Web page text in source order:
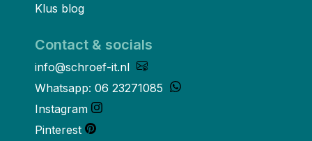
Klus blog
Contact & socials
info@schroef-it.nl
Whatsapp: 06 23271085
Instagram
Pinterest